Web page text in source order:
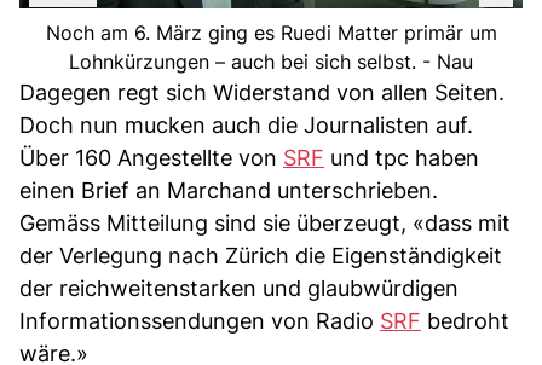
Noch am 6. März ging es Ruedi Matter primär um
Lohnkürzungen – auch bei sich selbst. - Nau
Dagegen regt sich Widerstand von allen Seiten.
Doch nun mucken auch die Journalisten auf.
Über 160 Angestellte von SRF und tpc haben
einen Brief an Marchand unterschrieben.
Gemäss Mitteilung sind sie überzeugt, «dass mit
der Verlegung nach Zürich die Eigenständigkeit
der reichweitenstarken und glaubwürdigen
Informationssendungen von Radio SRF bedroht
wäre.»